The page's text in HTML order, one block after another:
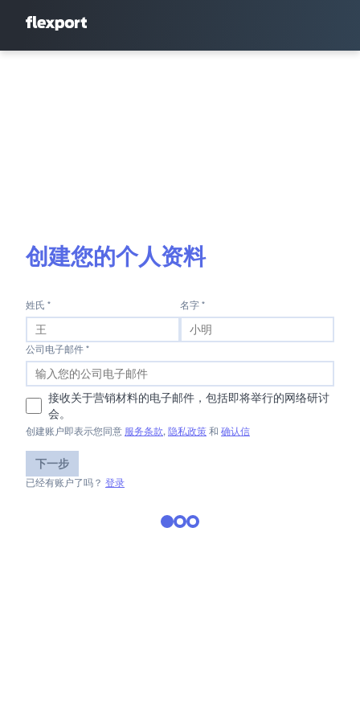
创建您的个人资料
姓氏 * 名字 *
公司电子邮件 *
接收关于营销材料的电子邮件，包括即将举行的网络研讨
会。
创建账户即表示您同意 服务条款, 隐私政策 和 确认信
下一步
已经有账户了吗？ 登录